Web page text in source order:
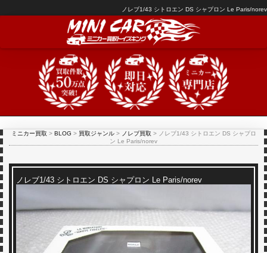
ノレブ1/43 シトロエン DS シャプロン Le Paris/norev
ミニカー買取 > BLOG > 買取ジャンル> ノレブ買取 > ノレブ1/43 シトロエン DS シャプロ
ン Le Paris/norev
ノレブ1/43 シトロエン DS シャプロン Le Paris/norev